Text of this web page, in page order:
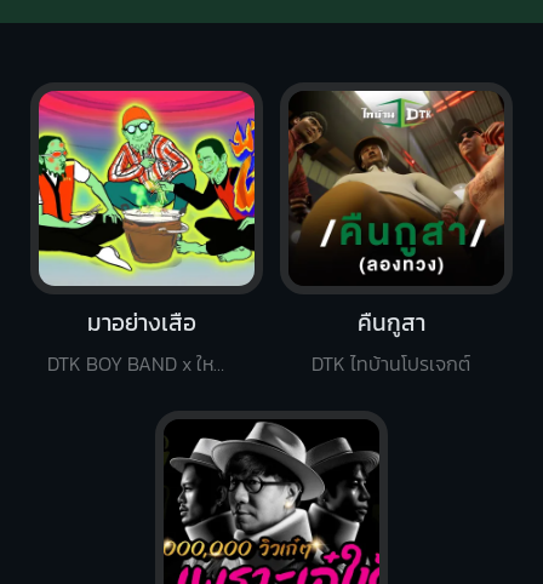
คืนกูสา
DTK ไทบ้านโปรเจกต์
มาอย่างเสือ
DTK BOY BAND x ใหม่ พัชรี